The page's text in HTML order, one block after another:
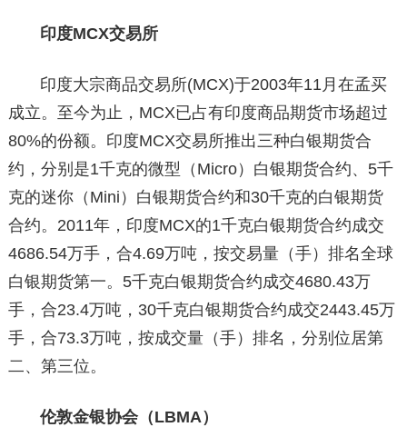
印度MCX交易所
印度大宗商品交易所(MCX)于2003年11月在孟买
成立。至今为止，MCX已占有印度商品期货市场超过
80%的份额。印度MCX交易所推出三种白银期货合
约，分别是1千克的微型（Micro）白银期货合约、5千
克的迷你（Mini）白银期货合约和30千克的白银期货
合约。2011年，印度MCX的1千克白银期货合约成交
4686.54万手，合4.69万吨，按交易量（手）排名全球
白银期货第一。5千克白银期货合约成交4680.43万
手，合23.4万吨，30千克白银期货合约成交2443.45万
手，合73.3万吨，按成交量（手）排名，分别位居第
二、第三位。
伦敦金银协会（LBMA）